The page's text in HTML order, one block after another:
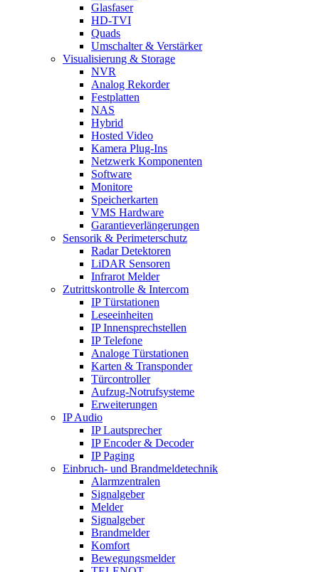
Glasfaser
HD-TVI
Quads
Umschalter & Verstärker
Visualisierung & Storage
NVR
Analog Rekorder
Festplatten
NAS
Hybrid
Hosted Video
Kamera Plug-Ins
Netzwerk Komponenten
Software
Monitore
Speicherkarten
VMS Hardware
Garantieverlängerungen
Sensorik & Perimeterschutz
Radar Detektoren
LiDAR Sensoren
Infrarot Melder
Zutrittskontrolle & Intercom
IP Türstationen
Leseeinheiten
IP Innensprechstellen
IP Telefone
Analoge Türstationen
Karten & Transponder
Türcontroller
Aufzug-Notrufsysteme
Erweiterungen
IP Audio
IP Lautsprecher
IP Encoder & Decoder
IP Paging
Einbruch- und Brandmeldetechnik
Alarmzentralen
Signalgeber
Melder
Signalgeber
Brandmelder
Komfort
Bewegungsmelder